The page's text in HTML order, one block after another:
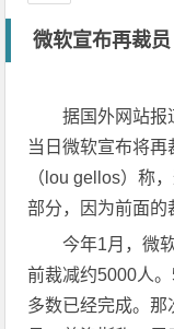
微软宣布再裁员
据国外网站报
当日微软宣布将再
（lou gellos）称
部分，因为前面的
今年1月，微
前裁减约5000人
多数已经完成。